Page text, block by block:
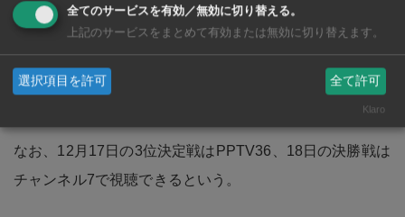
「FIFAワールドカップ2022」グループステージを含む16
承認。スポーツ庁によるくじ引きで放映チャンネルの調
なお、12月17日の3位決定戦はPPTV36、18日の決勝戦は
チャンネル7で視聴できるという。
全てのサービスを有効／無効に切り替える。
上記のサービスをまとめて有効または無効に切り替えます。
選択項目を許可 全て許可
Klaro